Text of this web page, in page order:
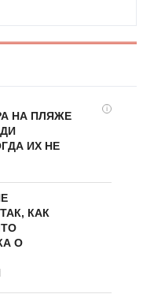
i
НА ПЛЯЖЕ
ИХ НЕ
КАК
О